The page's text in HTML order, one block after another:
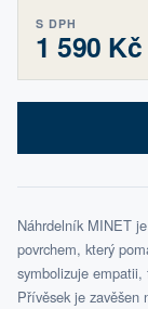
S DPH
1 590 Kč
Náhrdelník MINET
povrchem, který
symbolizuje
Přívěsek je